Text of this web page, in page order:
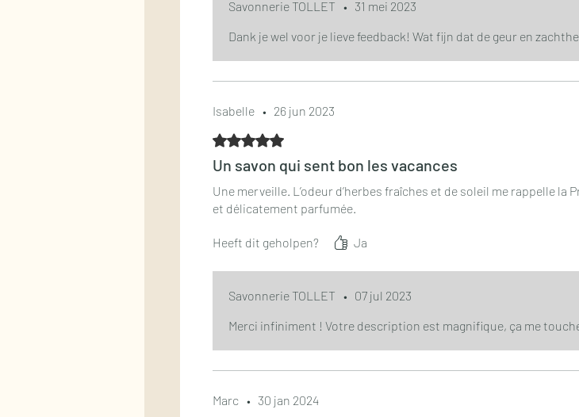
Savonnerie TOLLET • 31 mei 2023
Dank je wel voor je lieve feedback! Wat fijn dat de geur en
Isabelle • 26 jun 2023
Beoordeeld met 5 uit 5 sterren.
Un savon qui sent bon les vacances
Une merveille. L’odeur d’herbes fraîches et de soleil me rappelle la
et délicatement parfumée.
Heeft dit geholpen? Ja
Savonnerie TOLLET • 07 jul 2023
Merci infiniment ! Votre description est magnifique, ça me
Marc • 30 jan 2024